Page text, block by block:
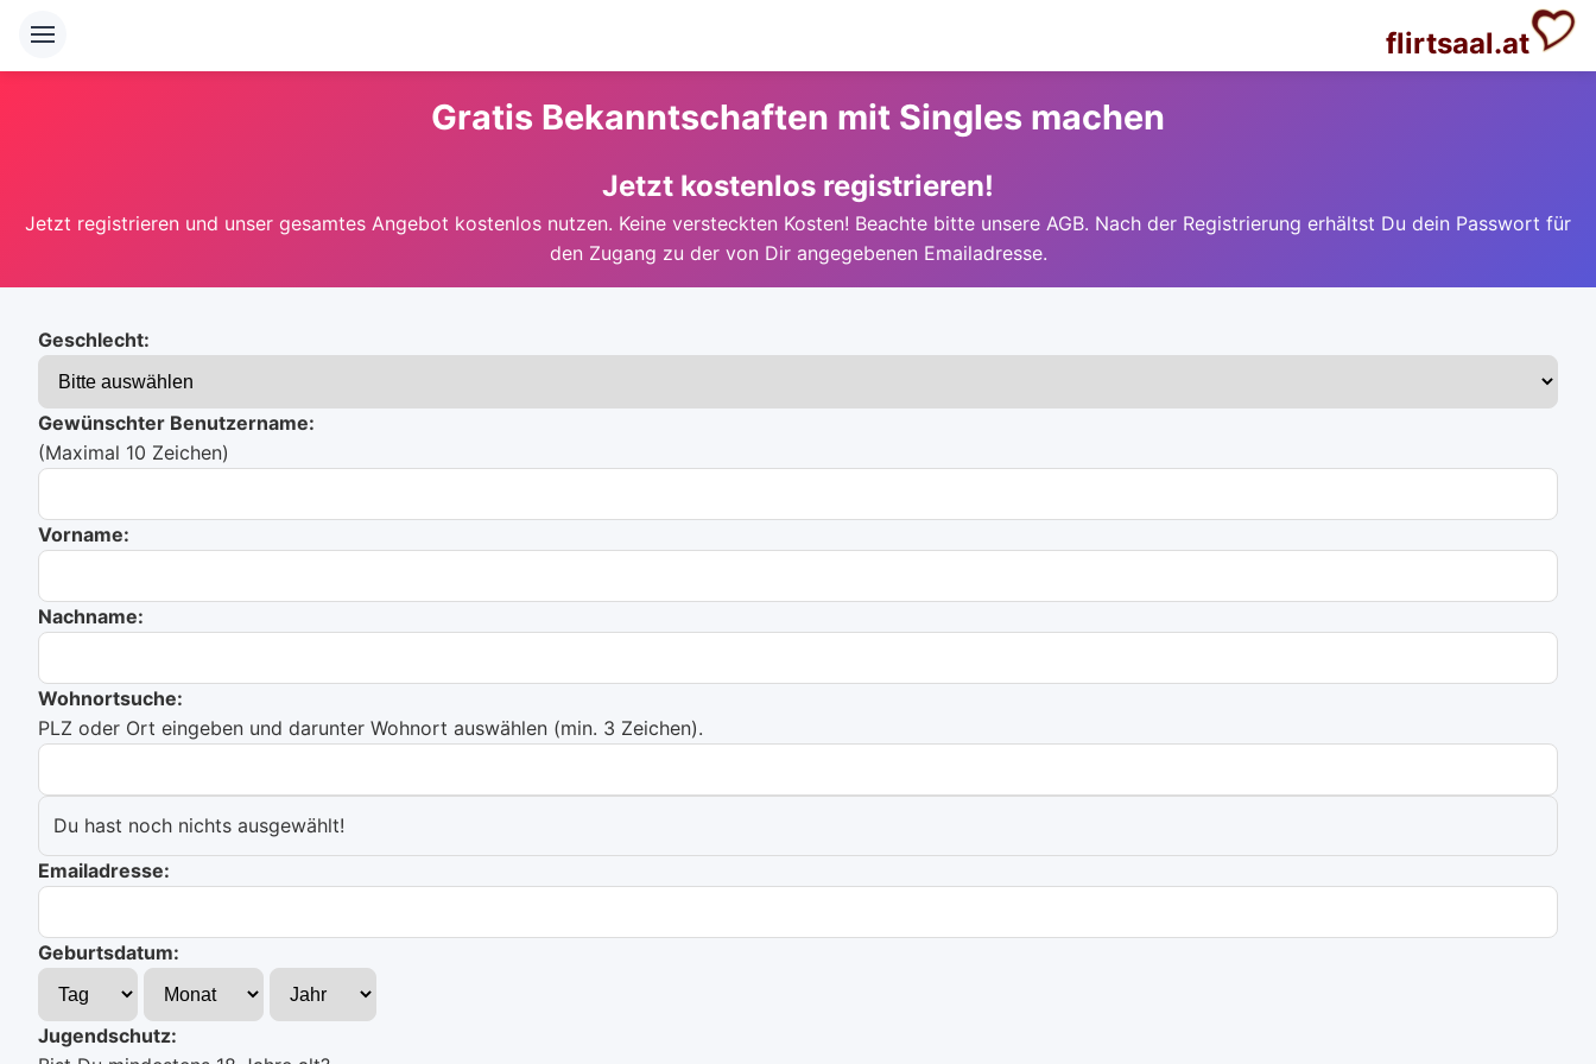
flirtsaal.at
Gratis Bekanntschaften mit Singles machen
Jetzt kostenlos registrieren!
Jetzt registrieren und unser gesamtes Angebot kostenlos nutzen. Keine versteckten Kosten! Beachte bitte unsere AGB. Nach der Registrierung erhältst Du dein Passwort für
den Zugang zu der von Dir angegebenen Emailadresse.
Geschlecht:
Gewünschter Benutzername:
(Maximal 10 Zeichen)
Vorname:
Nachname:
Wohnortsuche:
PLZ oder Ort eingeben und darunter Wohnort auswählen (min. 3 Zeichen).
Du hast noch nichts ausgewählt!
Emailadresse:
Geburtsdatum:
Jugendschutz: